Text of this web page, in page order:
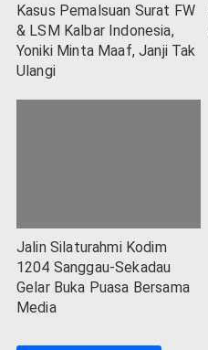
Kasus Pemalsuan Surat FW
& LSM Kalbar Indonesia,
Yoniki Minta Maaf, Janji Tak
Ulangi
Jalin Silaturahmi Kodim
1204 Sanggau-Sekadau
Gelar Buka Puasa Bersama
Media